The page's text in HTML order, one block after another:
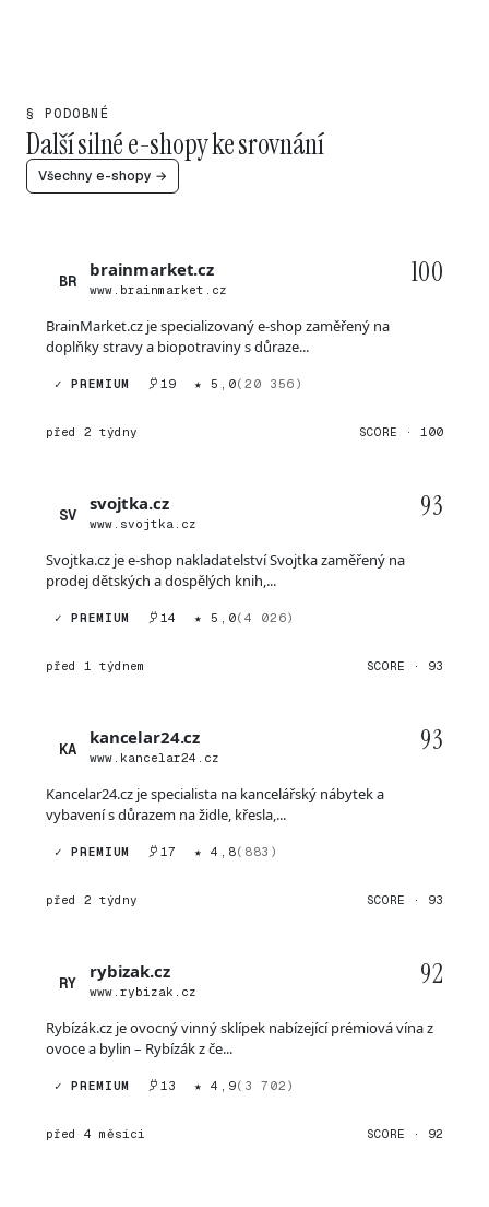
§ PODOBNÉ
Další silné e-shopy ke srovnání
Všechny e-shopy →
BR
brainmarket.cz
www.brainmarket.cz
100
BrainMarket.cz je specializovaný e-shop zaměřený na
doplňky stravy a biopotraviny s důraze...
✓ PREMIUM 19 ★ 5,0(20 356)
před 2 týdny SCORE · 100
SV
svojtka.cz
www.svojtka.cz
93
Svojtka.cz je e-shop nakladatelství Svojtka zaměřený na
prodej dětských a dospělých knih,...
✓ PREMIUM 14 ★ 5,0(4 026)
před 1 týdnem SCORE · 93
KA
kancelar24.cz
www.kancelar24.cz
93
Kancelar24.cz je specialista na kancelářský nábytek a
vybavení s důrazem na židle, křesla,...
✓ PREMIUM 17 ★ 4,8(883)
před 2 týdny SCORE · 93
RY
rybizak.cz
www.rybizak.cz
92
Rybízák.cz je ovocný vinný sklípek nabízející prémiová vína z
ovoce a bylin – Rybízák z če...
✓ PREMIUM 13 ★ 4,9(3 702)
před 4 měsíci SCORE · 92